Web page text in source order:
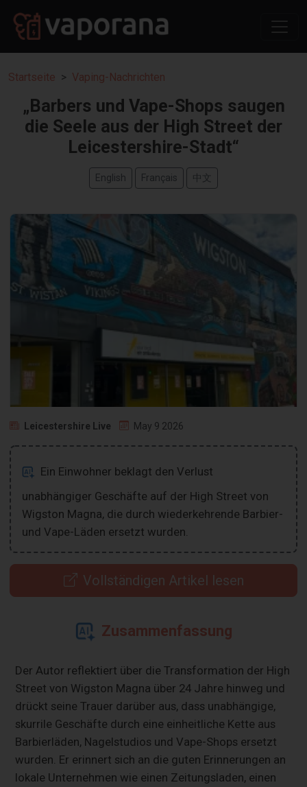
Startseite Vaping-Nachrichten
„Barbers und Vape-Shops saugen
die Seele aus der High Street der
Leicestershire-Stadt“
English Français 中文
Leicestershire Live May 9 2026
Ein Einwohner beklagt den Verlust
unabhängiger Geschäfte auf der High Street von
Wigston Magna, die durch wiederkehrende Barbier-
und Vape-Läden ersetzt wurden.
Vollständigen Artikel lesen
Zusammenfassung
Der Autor reflektiert über die Transformation der High
Street von Wigston Magna über 24 Jahre hinweg und
drückt seine Trauer darüber aus, dass unabhängige,
skurrile Geschäfte durch eine einheitliche Kette aus
Barbierläden, Nagelstudios und Vape-Shops ersetzt
wurden. Er erinnert sich an die guten Erinnerungen an
lokale Unternehmen wie einen Zeitungsladen, einen